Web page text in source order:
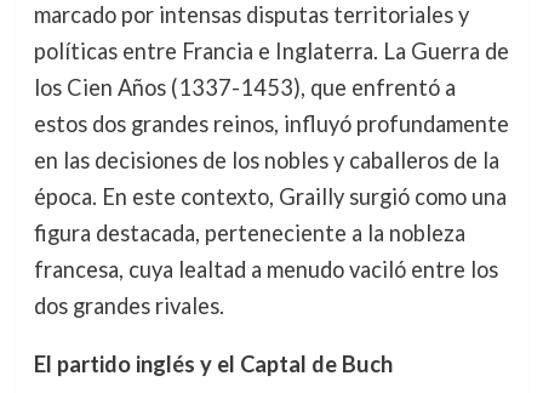
marcado por intensas disputas territoriales y
políticas entre Francia e Inglaterra. La Guerra de
los Cien Años (1337-1453), que enfrentó a
estos dos grandes reinos, influyó profundamente
en las decisiones de los nobles y caballeros de la
época. En este contexto, Grailly surgió como una
figura destacada, perteneciente a la nobleza
francesa, cuya lealtad a menudo vaciló entre los
dos grandes rivales.
El partido inglés y el Captal de Buch